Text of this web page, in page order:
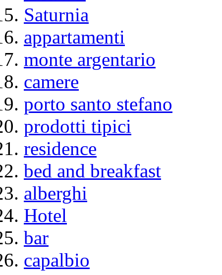
Saturnia
appartamenti
monte argentario
camere
porto santo stefano
prodotti tipici
residence
bed and breakfast
alberghi
Hotel
bar
capalbio